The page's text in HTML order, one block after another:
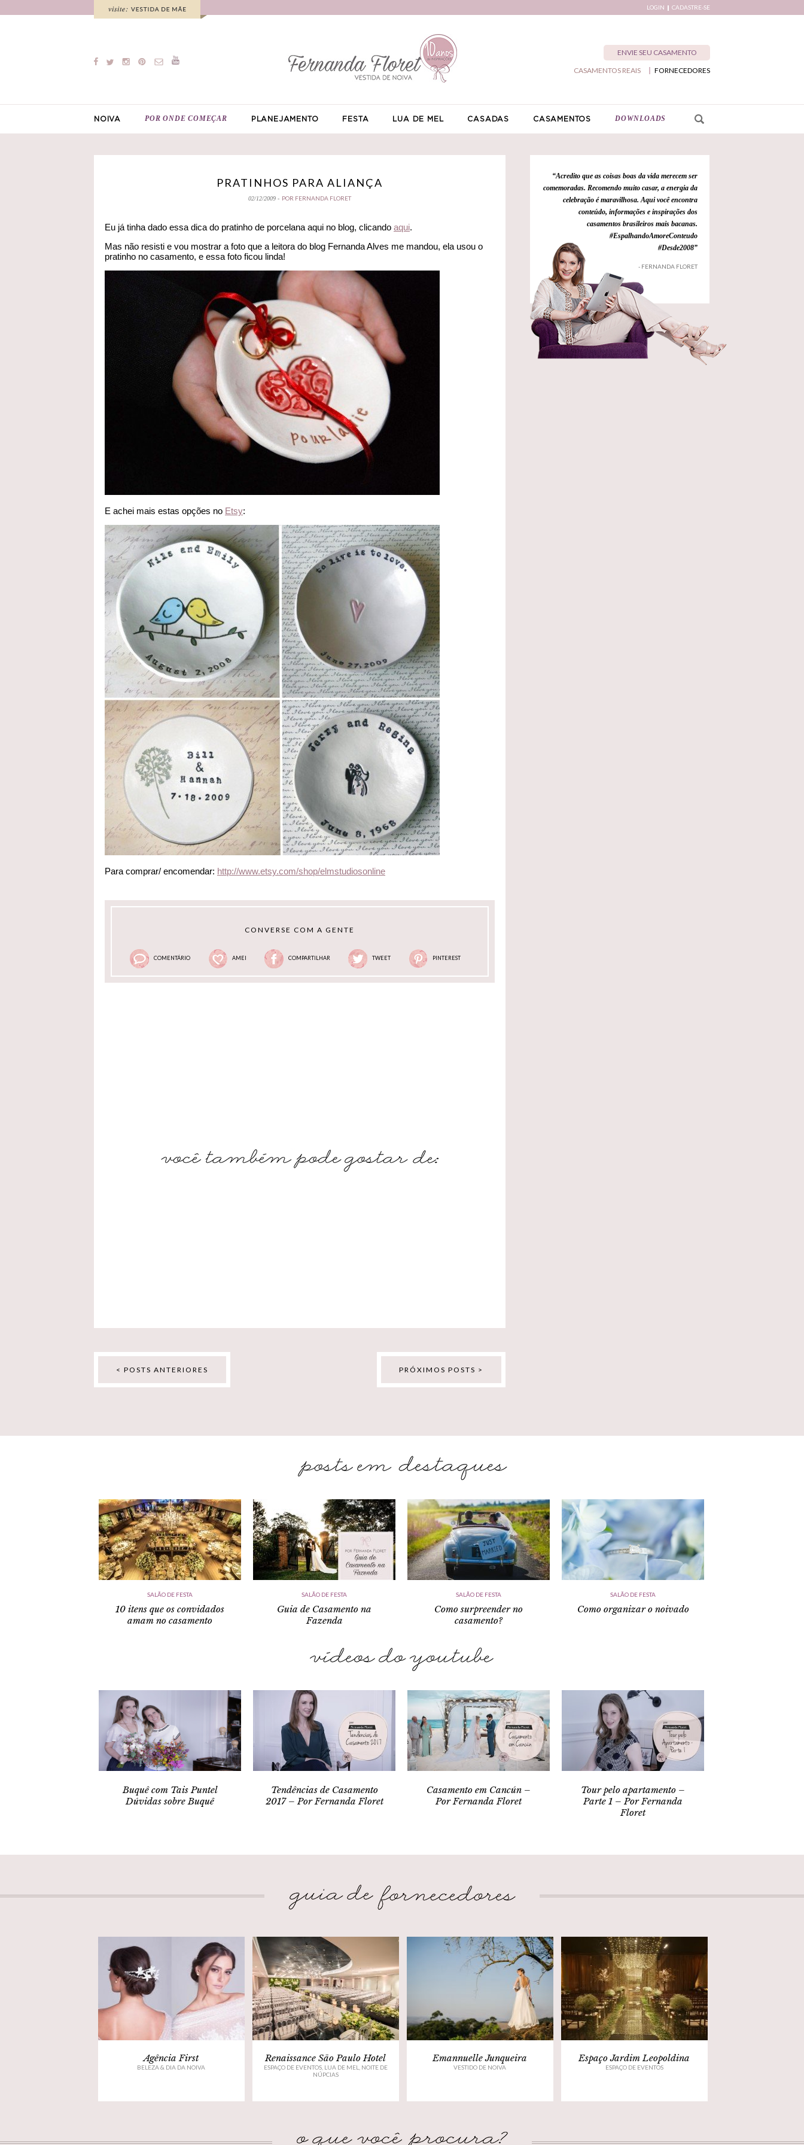
LOGIN CADASTRE-SE
ENVIE SEU CASAMENTO
FORNECEDORES
CASAMENTOS REAIS
NOIVA POR ONDE COMEÇAR PLANEJAMENTO FESTA LUA DE MEL CASADAS CASAMENTOS DOWNLOADS
PRATINHOS PARA ALIANÇA
02/12/2009 - POR FERNANDA FLORET
Eu já tinha dado essa dica do pratinho de porcelana aqui no blog, clicando aqui.
Mas não resisti e vou mostrar a foto que a leitora do blog Fernanda Alves me mandou, ela usou o
pratinho no casamento, e essa foto ficou linda!
E achei mais estas opções no Etsy:
Para comprar/ encomendar: http://www.etsy.com/shop/elmstudiosonline
CONVERSE COM A GENTE
COMENTÁRIO AMEI COMPARTILHAR TWEET PINTEREST
< POSTS ANTERIORES PRÓXIMOS POSTS >
“Acredito que as coisas boas da vida merecem ser
comemoradas. Recomendo muito casar, a energia da
celebração é maravilhosa. Aqui você encontra
conteúdo, informações e inspirações dos
casamentos brasileiros mais bacanas.
#EspalhandoAmoreConteudo
#Desde2008”
- FERNANDA FLORET
SALÃO DE FESTA
10 itens que os convidados
amam no casamento
SALÃO DE FESTA
Guia de Casamento na
Fazenda
SALÃO DE FESTA
Como surpreender no
casamento?
SALÃO DE FESTA
Como organizar o noivado
Buquê com Tais Puntel
Dúvidas sobre Buquê
Tendências de Casamento
2017 – Por Fernanda Floret
Casamento em Cancún –
Por Fernanda Floret
Tour pelo apartamento –
Parte 1 – Por Fernanda
Floret
Agência First
BELEZA & DIA DA NOIVA
Renaissance São Paulo Hotel
ESPAÇO DE EVENTOS, LUA DE MEL, NOITE DE
NÚPCIAS
Emannuelle Junqueira
VESTIDO DE NOIVA
Espaço Jardim Leopoldina
ESPAÇO DE EVENTOS